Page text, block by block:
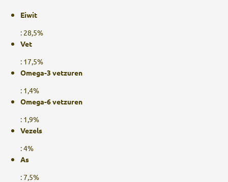
Eiwit
: 28,5%
Vet
: 17,5%
Omega-3 vetzuren
: 1,4%
Omega-6 vetzuren
: 1,9%
Vezels
: 4%
As
: 7,5%